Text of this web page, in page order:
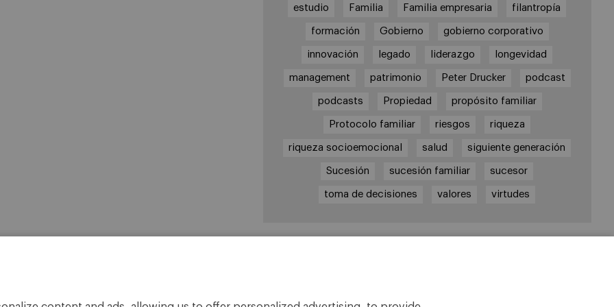
estudio Familia Familia empresaria filantropía
formación Gobierno gobierno corporativo
innovación legado liderazgo longevidad
management patrimonio Peter Drucker podcast
podcasts Propiedad propósito familiar
Protocolo familiar riesgos riqueza
riqueza socioemocional salud siguiente generación
Sucesión sucesión familiar sucesor
toma de decisiones valores virtudes
Cátedra de Empresa Familiar